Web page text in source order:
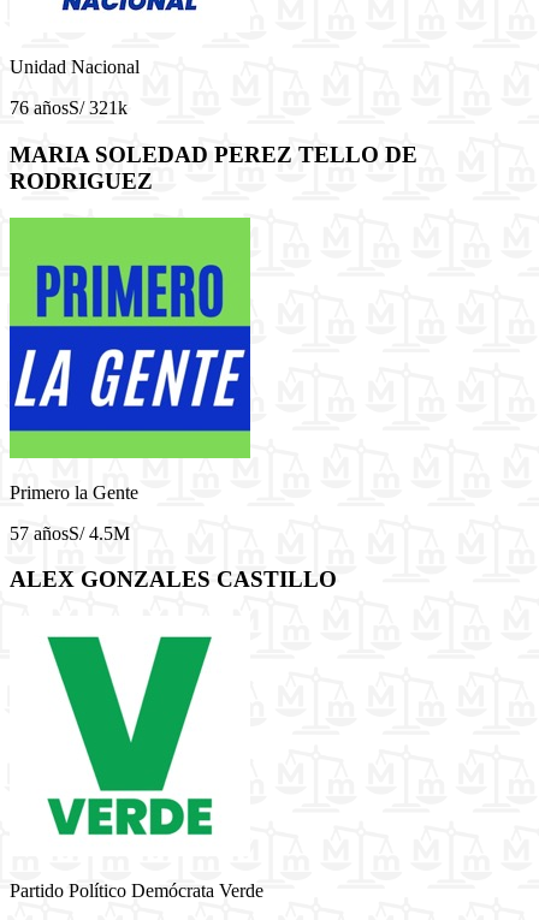
Unidad Nacional
76 añosS/ 321k
MARIA SOLEDAD PEREZ TELLO DE
RODRIGUEZ
Primero la Gente
57 añosS/ 4.5M
ALEX GONZALES CASTILLO
Partido Político Demócrata Verde